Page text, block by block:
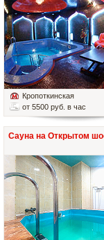
Кропоткинская
от 5500 руб. в час
Сауна на Открытом